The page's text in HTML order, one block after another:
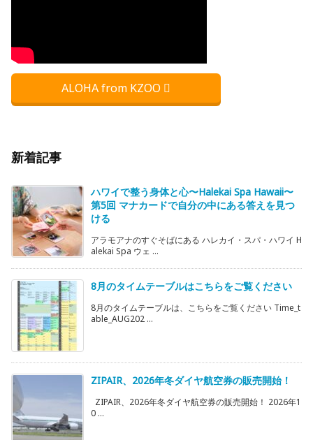
ALOHA from KZOO
新着記事
ハワイで整う身体と心〜Halekai Spa Hawaii〜
第5回 マナカードで自分の中にある答えを見つ
ける
アラモアナのすぐそばにある ハレカイ・スパ・ハワイ H
alekai Spa ウェ ...
8月のタイムテーブルはこちらをご覧ください
8月のタイムテーブルは、こちらをご覧ください Time_t
able_AUG202 ...
ZIPAIR、2026年冬ダイヤ航空券の販売開始！
ZIPAIR、2026年冬ダイヤ航空券の販売開始！ 2026年1
0 ...